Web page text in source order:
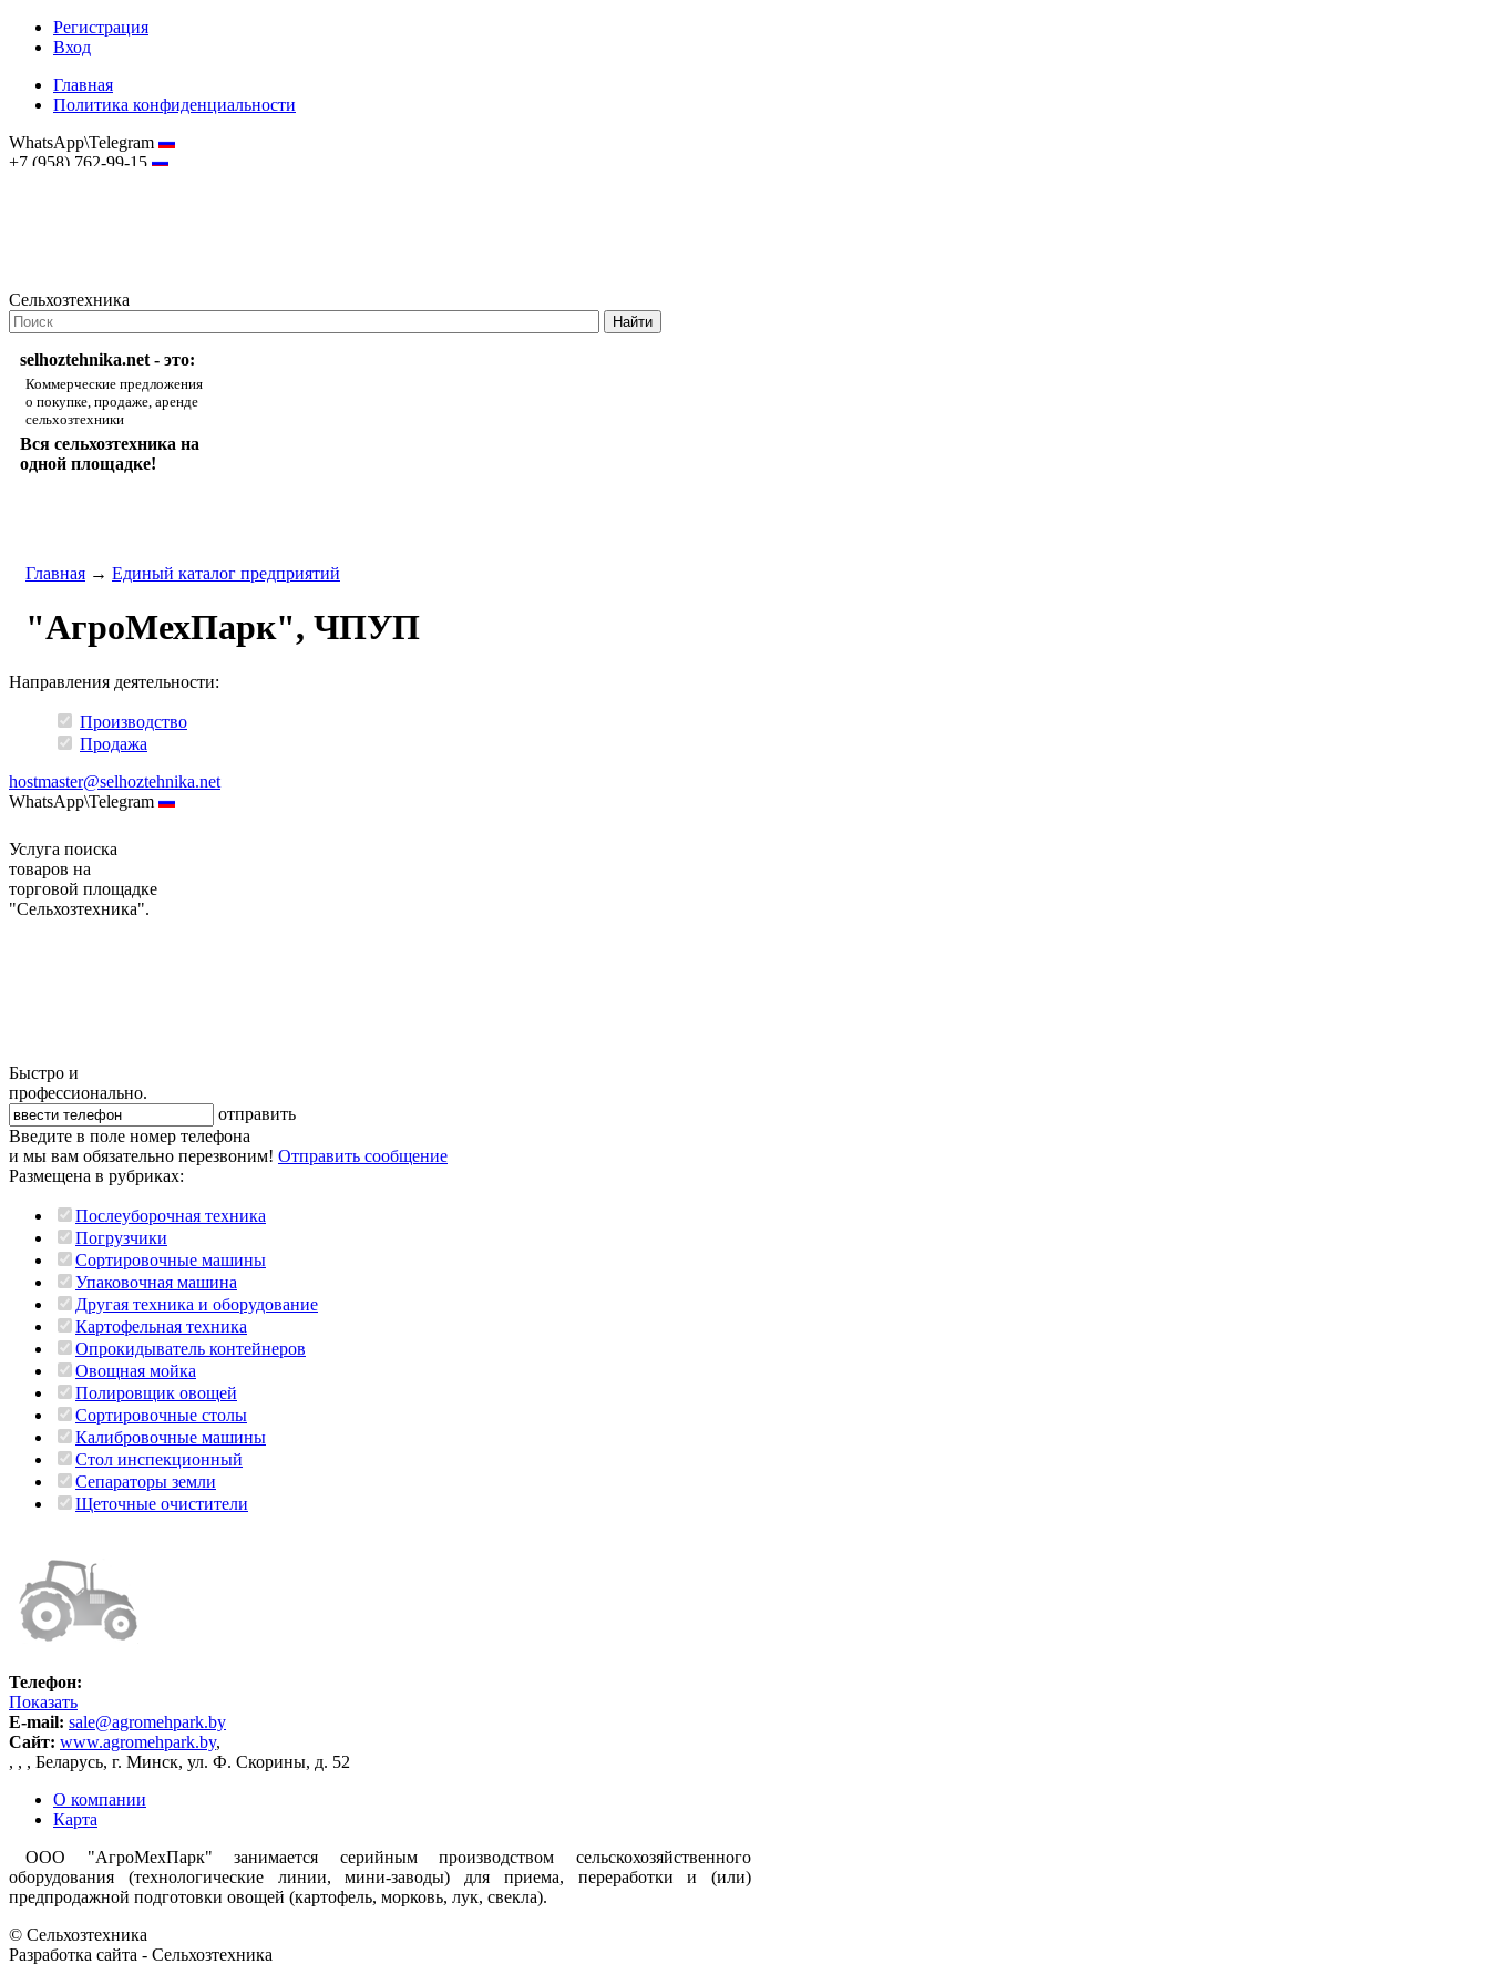
Регистрация
Вход
Главная
Политика конфиденциальности
WhatsApp\Telegram
+7 (958) 762-99-15
Сельхозтехника
selhoztehnika.net - это:
Коммерческие предложения
о покупке, продаже, аренде
сельхозтехники
Вся сельхозтехника на
одной площадке!
Главная → Единый каталог предприятий
"АгроМехПарк", ЧПУП
Направления деятельности:
Производство
Продажа
hostmaster@selhoztehnika.net
WhatsApp\Telegram
Услуга поиска
товаров на
торговой площадке
"Сельхозтехника".
Быстро и
профессионально.
отправить
Введите в поле номер телефона
и мы вам обязательно перезвоним! Отправить сообщение
Размещена в рубриках:
Послеуборочная техника
Погрузчики
Сортировочные машины
Упаковочная машина
Другая техника и оборудование
Картофельная техника
Опрокидыватель контейнеров
Овощная мойка
Полировщик овощей
Сортировочные столы
Калибровочные машины
Стол инспекционный
Сепараторы земли
Щеточные очистители
Телефон:
Показать
E-mail: sale@agromehpark.by
Сайт: www.agromehpark.by,
, , , Беларусь, г. Минск, ул. Ф. Скорины, д. 52
О компании
Карта
ООО "АгроМехПарк" занимается серийным производством сельскохозяйственного
оборудования (технологические линии, мини-заводы) для приема, переработки и (или)
предпродажной подготовки овощей (картофель, морковь, лук, свекла).
© Сельхозтехника
Разработка сайта - Сельхозтехника